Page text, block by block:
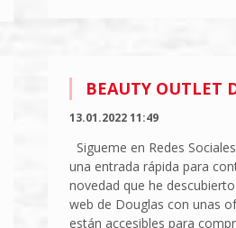
BEAUTY OUTLET
13.01.2022 11:49
Sigueme en Redes
una entrada rápida para
novedad que he
web de Douglas con unas
están accesibles para